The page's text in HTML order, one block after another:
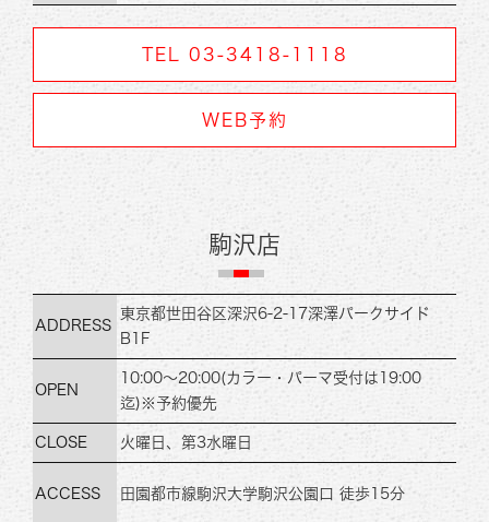
TEL 03-3418-1118
WEB予約
駒沢店
ADDRESS
東京都世田谷区深沢6-2-17深澤パークサイド
B1F
OPEN
10:00～20:00(カラー・パーマ受付は19:00
迄) ※予約優先
CLOSE 火曜日、第3水曜日
ACCESS 田園都市線駒沢大学駒沢公園口 徒歩15分